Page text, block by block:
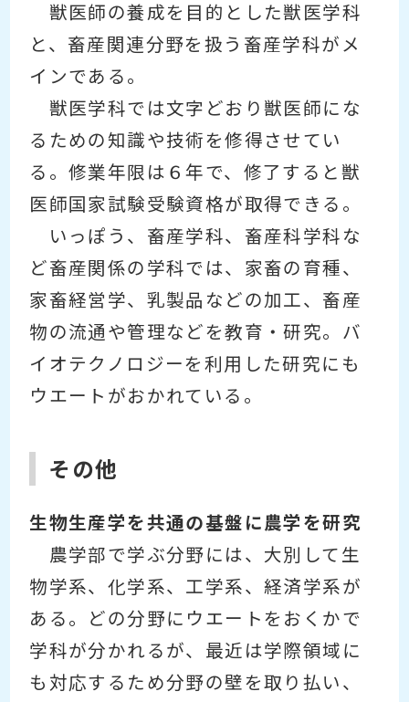
獣医師の養成を目的とした獣医学科
と、畜産関連分野を扱う畜産学科がメ
インである。
獣医学科では文字どおり獣医師にな
るための知識や技術を修得させてい
る。修業年限は６年で、修了すると獣
医師国家試験受験資格が取得できる。
いっぽう、畜産学科、畜産科学科な
ど畜産関係の学科では、家畜の育種、
家畜経営学、乳製品などの加工、畜産
物の流通や管理などを教育・研究。バ
イオテクノロジーを利用した研究にも
ウエートがおかれている。
その他
生物生産学を共通の基盤に農学を研究
農学部で学ぶ分野には、大別して生
物学系、化学系、工学系、経済学系が
ある。どの分野にウエートをおくかで
学科が分かれるが、最近は学際領域に
も対応するため分野の壁を取り払い、